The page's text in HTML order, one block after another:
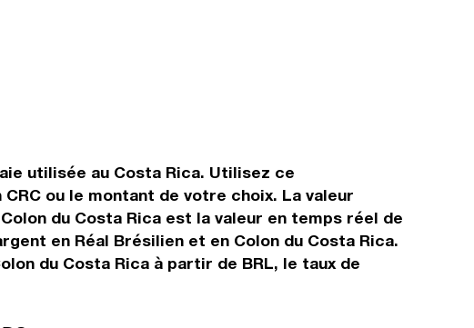
utilisée au Costa Rica. Utilisez ce
ou le montant de votre choix. La valeur
du Costa Rica est la valeur en temps réel de
en Réal Brésilien et en Colon du Costa Rica.
du Costa Rica à partir de BRL, le taux de